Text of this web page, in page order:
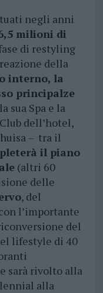
negli anni
milioni di
di restyling
della
interno, la
principalze
sua Spa e la
dell’hotel,
– tra il
il piano
(altri 60
delle
, del
l’importante
del
lifestyle di 40
sarà rivolto alla
alla